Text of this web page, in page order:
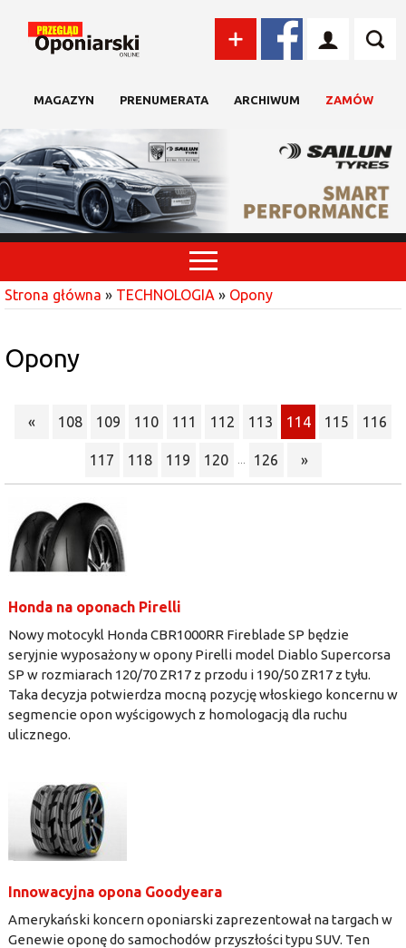
MAGAZYN PRENUMERATA ARCHIWUM ZAMÓW
Strona główna » TECHNOLOGIA » Opony
Opony
« 108 109 110 111 112 113 114 115 116
117 118 119 120 126 »
Honda na oponach Pirelli
Nowy motocykl Honda CBR1000RR Fireblade SP będzie
seryjnie wyposażony w opony Pirelli model Diablo Supercorsa
SP w rozmiarach 120/70 ZR17 z przodu i 190/50 ZR17 z tyłu.
Taka decyzja potwierdza mocną pozycję włoskiego koncernu w
segmencie opon wyścigowych z homologacją dla ruchu
ulicznego.
Innowacyjna opona Goodyeara
Amerykański koncern oponiarski zaprezentował na targach w
Genewie oponę do samochodów przyszłości typu SUV. Ten